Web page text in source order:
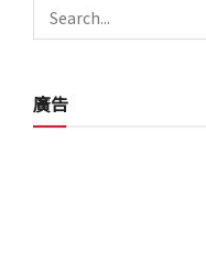
廣告